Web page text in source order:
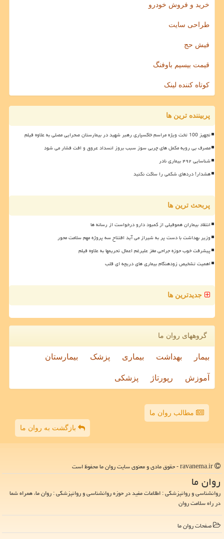
خرید و فروش خودرو
طراحی سایت
فیش حج
قیمت بیسیم باوفنگ
کوتاه کننده لینک
پربیننده ترین ها
تجهیز 100 تخت ویژه مراسم خاکسپاری رهبر شهید در بیمارستان صحرایی مصلی به علاوه فیلم
مصرف بی رویه مکمل های چربی سوز سبب بروز انسداد عروق و افت فشار می شود
شناسایی ۴۹۲ بیماری نادر
هشدار! دردهای شکمی را ساکت نکنید
پربحث ترین ها
انتقاد بیماران هموفیلی از کمبود دارو درخواست از رسانه ها
وزیر بهداشت با دست پر به شیراز می آید افتتاح سه پروژه مهم سلامت محور
پیشرفت خوب حوزه جراحی مغز علیرغم اعمال تحریمها به علاوه فیلم
اهمیت تشخیص زودهنگام بیماری های دریچه ای قلب
جدیدترین ها
گروههای روان ما
بیمار بهداشت بیماری پزشک بیمارستان
آموزش رپورتاژ پزشکی
مطالب روان ما
بازگشت به روان ما
روان ما
روانشناسی و روانپزشکی : اطلاعات مفید در حوزه روانشناسی و روانپزشکی : روان ما، همراه شما
در راه سلامت روان
صفحات روان ما